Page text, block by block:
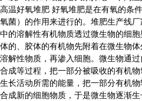
高温好氧堆肥 好氧堆肥是在有氧的条
氧菌）的作用来进行的。堆肥生产线
中的溶解性有机物质透过微生物的细
体的、胶体的有机物先附着在微生物
溶解性物质，再渗入细胞。微生物通
合成等过程，把一部分被吸收的有机
生长活动所需的能量，把一部分有机
合成新的细胞物质，于是微生物逐渐生